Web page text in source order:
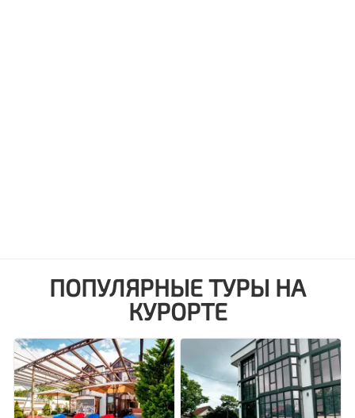
ПОПУЛЯРНЫЕ ТУРЫ НА
КУРОРТЕ